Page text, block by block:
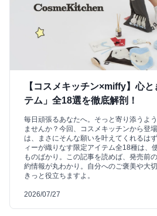
【コスメキッチン×miffy】心
テム」全18選を徹底解剖！
毎日頑張るあなたへ。そっと寄り添うよ
ませんか？今回、コスメキッチンから登
は、まさにそんな願いを叶えてくれるは
ィーが織りなす限定アイテム全18種は、
ものばかり。この記事を読めば、発売前
約情報が丸わかり。自分へのご褒美や大
きっと役立ちますよ。
2026/07/27